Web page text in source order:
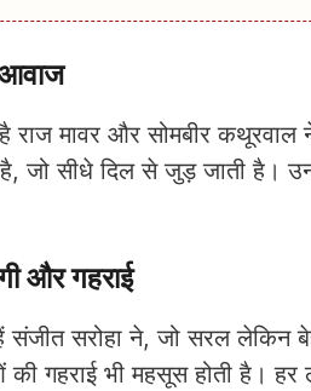
मावर और सोमबीर कथूरवाल
जो सीधे दिल से जुड़ जाती है।
और गहराई
सरोहा ने, जो सरल लेकिन
गहराई भी महसूस होती है।